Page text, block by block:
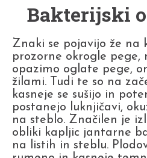
Bakterijski
Znaki se pojavijo že na
prozorne okrogle pege,
opazimo oglate pege,
žilami. Tudi te so na
kasneje se sušijo in
postanejo luknjičavi,
na steblo. Značilen je
obliki kapljic jantarne
na listih in steblu.